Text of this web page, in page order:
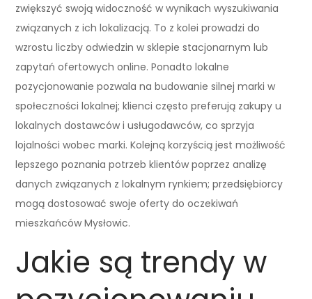
zwiększyć swoją widoczność w wynikach wyszukiwania
związanych z ich lokalizacją. To z kolei prowadzi do
wzrostu liczby odwiedzin w sklepie stacjonarnym lub
zapytań ofertowych online. Ponadto lokalne
pozycjonowanie pozwala na budowanie silnej marki w
społeczności lokalnej; klienci często preferują zakupy u
lokalnych dostawców i usługodawców, co sprzyja
lojalności wobec marki. Kolejną korzyścią jest możliwość
lepszego poznania potrzeb klientów poprzez analizę
danych związanych z lokalnym rynkiem; przedsiębiorcy
mogą dostosować swoje oferty do oczekiwań
mieszkańców Mysłowic.
Jakie są trendy w